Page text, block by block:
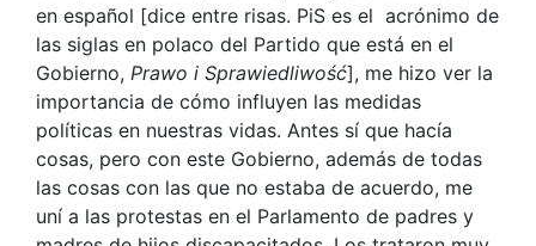
en español [dice entre risas. PiS es el acrónimo de
las siglas en polaco del Partido que está en el
Gobierno, Prawo i Sprawiedliwość], me hizo ver la
importancia de cómo influyen las medidas
políticas en nuestras vidas. Antes sí que hacía
cosas, pero con este Gobierno, además de todas
las cosas con las que no estaba de acuerdo, me
uní a las protestas en el Parlamento de padres y